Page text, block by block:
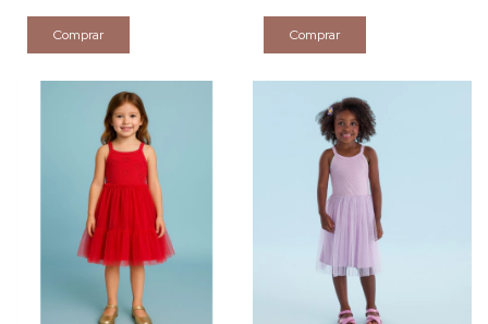
Comprar Comprar